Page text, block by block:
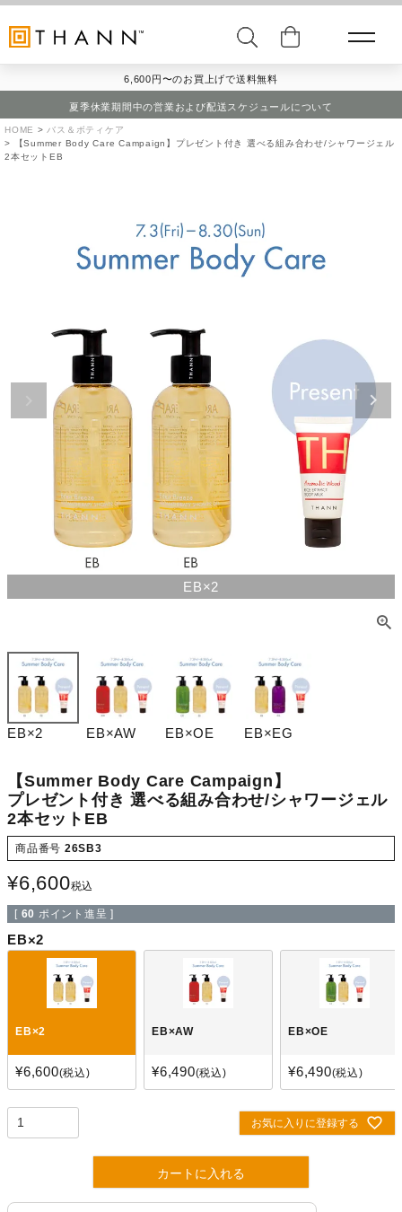
6,600円〜のお買上げで送料無料
夏季休業期間中の営業および配送スケジュールについて
HOME
バス＆ボティケア
【Summer Body Care Campaign】プレゼント付き 選べる組み合わせ/シャワージェル
2本セットEB
EB×2
EB×2 EB×AW EB×OE EB×EG
【Summer Body Care Campaign】
プレゼント付き 選べる組み合わせ/シャワージェル
2本セットEB
商品番号 26SB3
¥6,600税込
[ 60 ポイント進呈 ]
EB×2
EB×2
¥6,600 税込
EB×AW
¥6,490 税込
EB×OE
¥6,490 税込
お気に入りに登録する
カートに入れる